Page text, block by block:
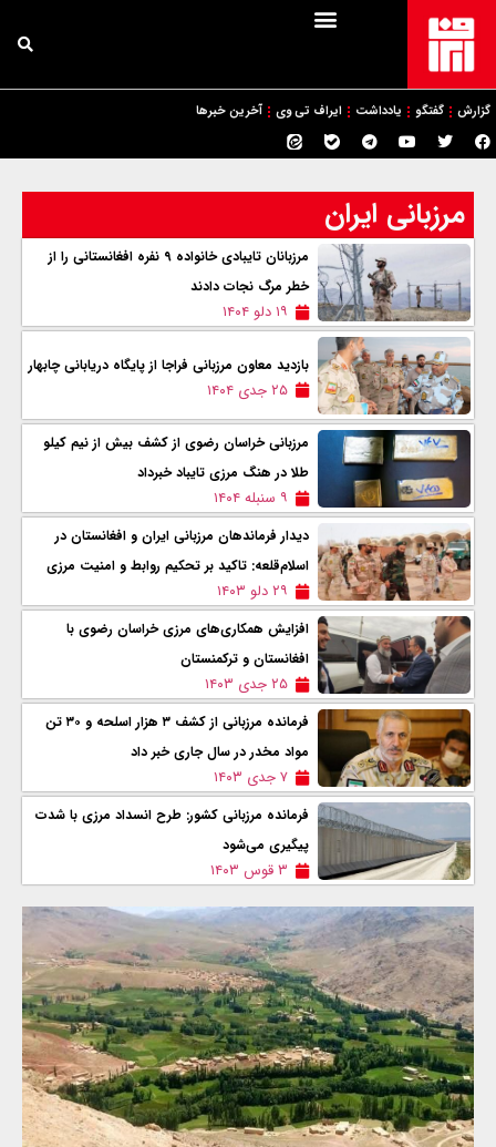
گزارش گفتگو یادداشت ایراف تی وی آخرین خبرها
مرزبانی ایران
مرزبانان تایبادی خانواده ۹ نفره افغانستانی را از
خطر مرگ نجات دادند
۱۹ دلو ۱۴۰۴
بازدید معاون مرزبانی فراجا از پایگاه دریابانی چابهار
۲۵ جدی ۱۴۰۴
مرزبانی خراسان رضوی از کشف بیش از نیم کیلو
طلا در هنگ مرزی تایباد خبرداد
۹ سنبله ۱۴۰۴
دیدار فرماندهان مرزبانی ایران و افغانستان در
اسلام‌قلعه: تاکید بر تحکیم روابط و امنیت مرزی
۲۹ دلو ۱۴۰۳
افزایش همکاری‌های مرزی خراسان رضوی با
افغانستان و ترکمنستان
۲۵ جدی ۱۴۰۳
فرمانده مرزبانی از کشف ۳ هزار اسلحه و ۳۰ تن
مواد مخدر در سال جاری خبر داد
۷ جدی ۱۴۰۳
فرمانده مرزبانی کشور: طرح انسداد مرزی با شدت
پیگیری می‌شود
۳ قوس ۱۴۰۳